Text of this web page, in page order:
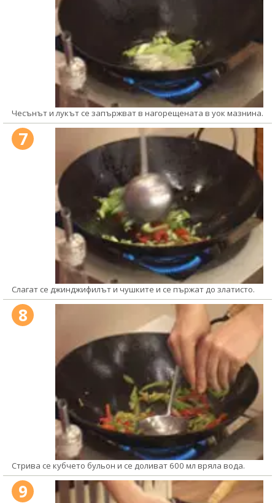
Чесънът и лукът се запържват в нагорещената в уок мазнина.
7
Слагат се джинджифилът и чушките и се пържат до златисто.
8
Стрива се кубчето бульон и се доливат 600 мл вряла вода.
9